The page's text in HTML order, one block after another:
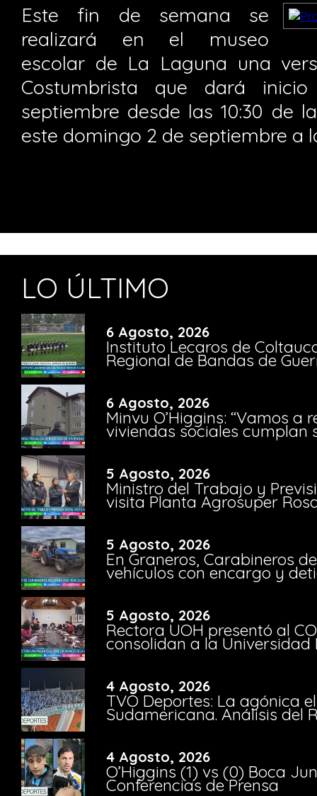
Este fin de semana se
realizará en el museo
escolar de La Laguna una
Costumbrista que dará
septiembre desde las 10:30 de
este domingo 2 de septiembre a
LO ÚLTIMO
6 Agosto, 2026
Instituto Lecaros de
Regional de Bandas de
6 Agosto, 2026
Minvu O’Higgins: “Vamos a
viviendas sociales cumplan
5 Agosto, 2026
Ministro del Trabajo y
visita Planta Agrosuper
5 Agosto, 2026
En Graneros, Carabineros
vehículos con encargo y
5 Agosto, 2026
Rectora UOH presentó al
consolidan a la Universidad
4 Agosto, 2026
TVO Deportes: La agónica
Sudamericana. Análisis del
4 Agosto, 2026
O’Higgins (1) vs (0) Boca
Conferencias de Prensa